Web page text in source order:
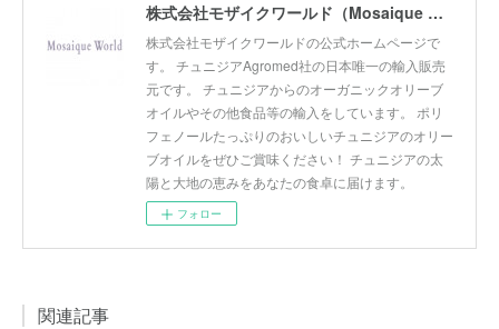
株式会社モザイクワールド（Mosaique World Co.,Ltd)
株式会社モザイクワールドの公式ホームページで
す。 チュニジアAgromed社の日本唯一の輸入販売
元です。 チュニジアからのオーガニックオリーブ
オイルやその他食品等の輸入をしています。 ポリ
フェノールたっぷりのおいしいチュニジアのオリー
ブオイルをぜひご賞味ください！ チュニジアの太
陽と大地の恵みをあなたの食卓に届けます。
フォロー
関連記事